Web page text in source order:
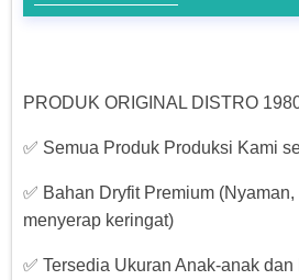
PRODUK ORIGINAL DISTRO
✅ Semua Produk Produksi Kami
✅ Bahan Dryfit Premium
menyerap keringat)
✅ Tersedia Ukuran Anak-anak